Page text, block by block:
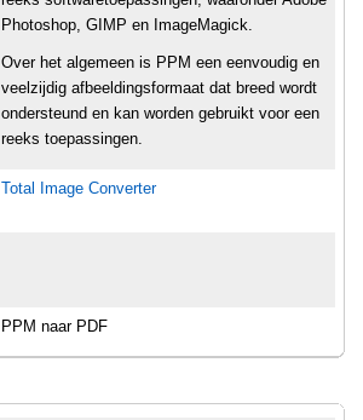
Photoshop, GIMP en ImageMagick.
Over het algemeen is PPM een eenvoudig en
veelzijdig afbeeldingsformaat dat breed wordt
ondersteund en kan worden gebruikt voor een
reeks toepassingen.
Total Image Converter
PPM naar PDF